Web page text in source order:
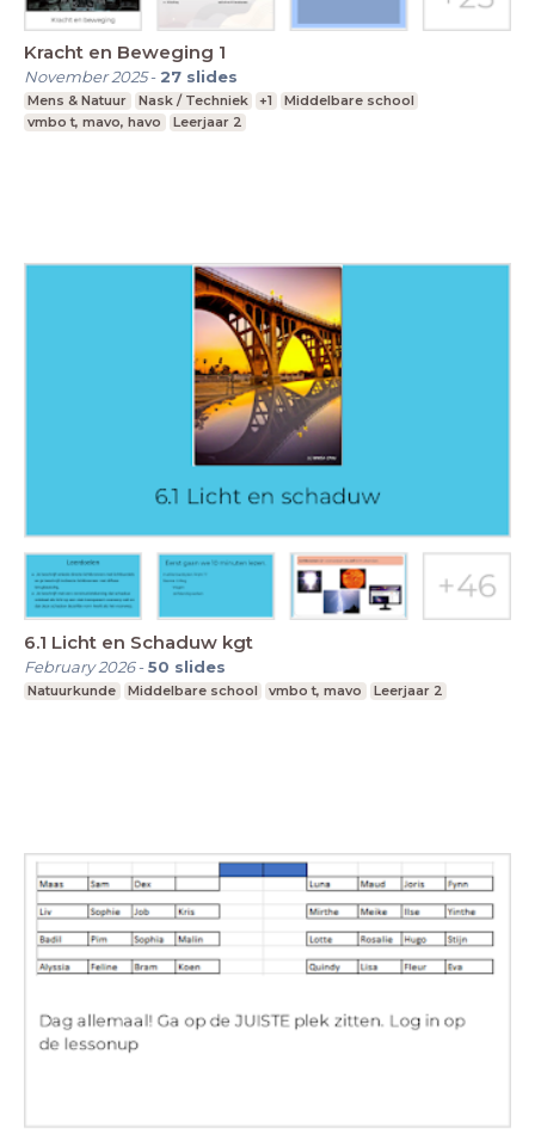
Kracht en Beweging 1
November 2025- 27 slides
Mens & Natuur Nask / Techniek +1
Middelbare school
vmbo t, mavo, havo
Leerjaar 2
6.1 Licht en Schaduw kgt
February 2026-50 slides
Natuurkunde Middelbare school vmbo t, mavo Leerjaar 2